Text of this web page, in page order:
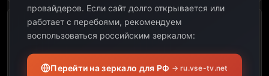
Made in Italy: Juventus
07:30
провайдеров. Если сайт долго открывается или
работает с перебоями, рекомендуем
воспользоваться российским зеркалом:
Перейти на зеркало для РФ → ru.vse-tv.net